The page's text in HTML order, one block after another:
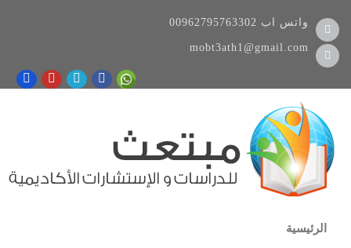
00962795763302 واتس اب
mobt3ath1@gmail.com
الرئيسية